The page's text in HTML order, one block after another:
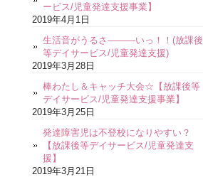
ービス/児童発達支援事業】
2019年4月1日
生活音がうるさ―――いっ！！(放課後
等デイサービス/児童発達支援)
2019年3月28日
棒わたし＆キャッチ大会☆【放課後等
デイサービス/児童発達支援事業】
2019年3月25日
発達障害児は不登校になりやすい？
【放課後等デイサービス/児童発達支
援】
2019年3月21日